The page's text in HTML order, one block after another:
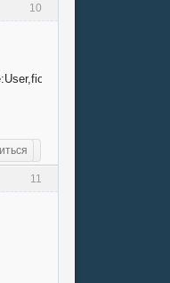
10
11